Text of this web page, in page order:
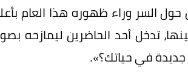
السر وراء ظهوره هذا العام
تدخل أحد الحاضرين ليمازحه
في حياتك؟».